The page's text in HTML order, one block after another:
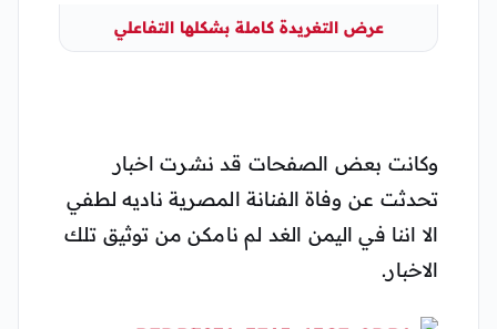
عرض التغريدة كاملة بشكلها التفاعلي
وكانت بعض الصفحات قد نشرت اخبار
تحدثت عن وفاة الفنانة المصرية ناديه لطفي
الا اننا في اليمن الغد لم نامكن من توثيق تلك
الاخبار.